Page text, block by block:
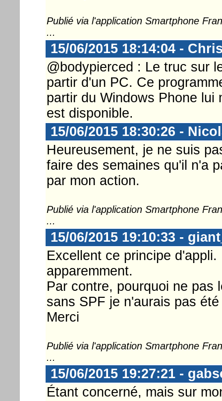
Publié via l'application Smartphone
...
15/06/2015 18:14:04 -
@bodypierced : Le truc sur
partir d'un PC. Ce
partir du Windows Phone lui
est disponible.
15/06/2015 18:30:26 -
Heureusement, je ne suis
faire des semaines qu'il n'a
par mon action.
Publié via l'application Smartphone
...
15/06/2015 19:10:33 -
Excellent ce principe
apparemment.
Par contre, pourquoi ne pas
sans SPF je n'aurais pas
Merci
Publié via l'application Smartphone
...
15/06/2015 19:27:21 -
Étant concerné, mais sur